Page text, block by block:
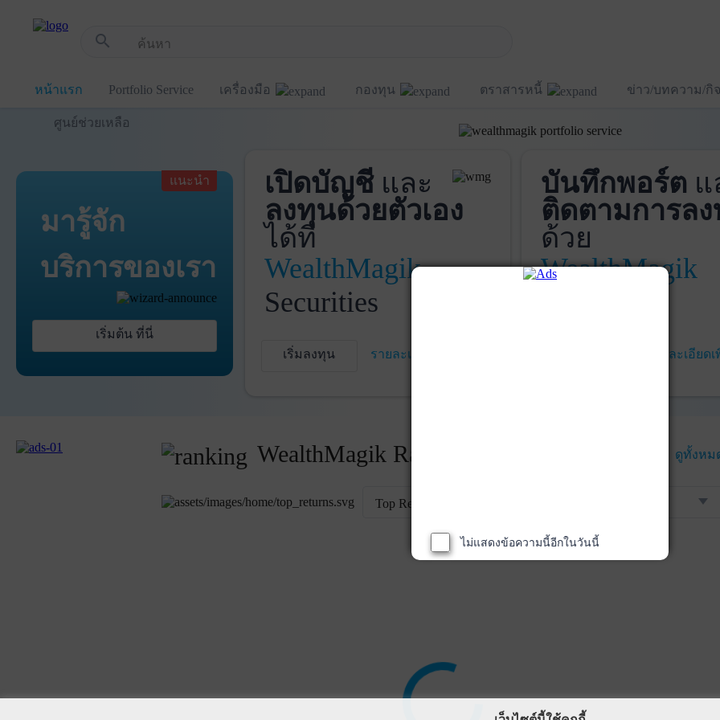
search
หน้าแรก Portfolio Service เครื่องมือ กองทุน ตราสารหนี้ ข่าว/บทความ/กิ
ศูนย์ช่วยเหลือ
แนะนำ
มารู้จัก
บริการของเรา
เริ่มต้น ที่นี่
เปิดบัญชีและ
ลงทุนด้วยตัวเอง
ได้ที่
WealthMagik
Securities
เริ่มลงทุน รายละเอียดเพิ่มเติม
บันทึกพอร์ต แ
ติดตามการล
ด้วย
WealthMagik
รายละเอียด
WealthMagik Rankings ดูทั้งหม
Top Returns
ไม่แสดงข้อความนี้อีกในวันนี้